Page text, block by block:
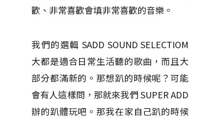
歡、非常喜歡會填非常喜歡的音樂。
我們的選輯 SADD SOUND SELECTIOM
大都是適合日常生活聽的歌曲，而且大
部分都滿新的。那想趴的時候呢？可能
會有人這樣問，那就來我們 SUPER ADD
辦的趴體玩吧。那我在家自己趴的時候